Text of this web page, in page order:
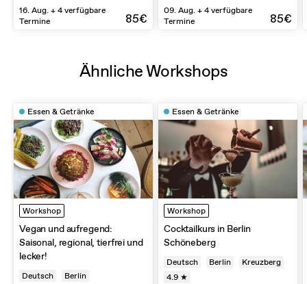
16. Aug. + 4 verfügbare
Termine
85€
09. Aug. + 4 verfügbare
Termine
85€
Ähnliche Workshops
Essen & Getränke
Workshop
Vegan und aufregend:
Saisonal, regional, tierfrei und
lecker!
Deutsch
Berlin
Essen & Getränke
Workshop
Cocktailkurs in Berlin
Schöneberg
Deutsch Berlin
Kreuzberg
4.9 ★